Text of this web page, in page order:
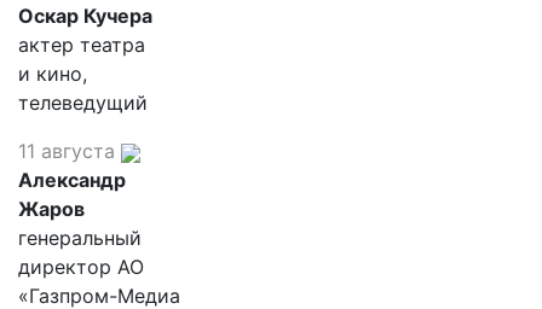
Оскар Кучера
актер театра
и кино,
телеведущий
11 августа
Александр
Жаров
генеральный
директор АО
«Газпром-Медиа